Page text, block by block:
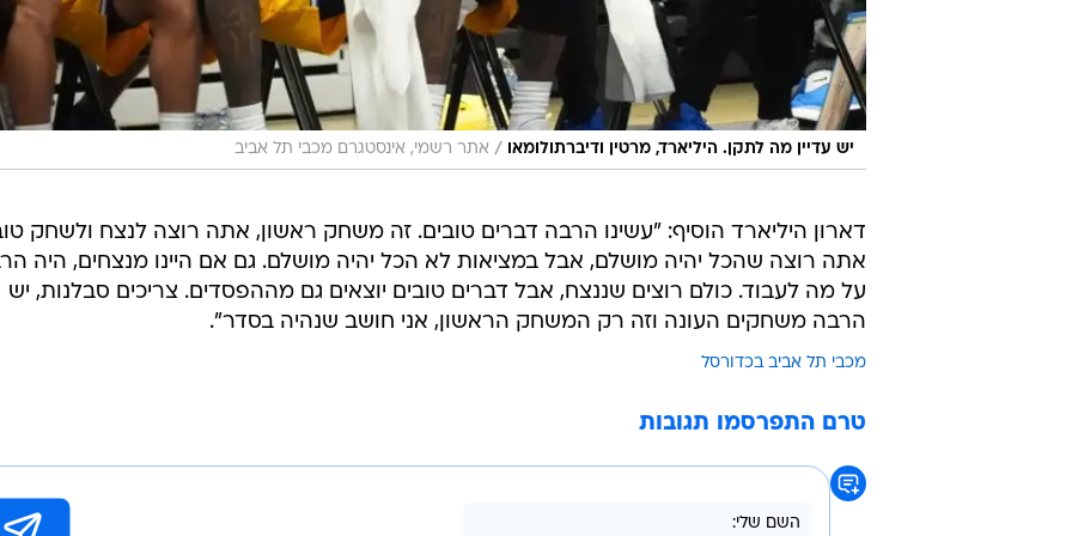
יש עדיין מה לתקן. היליארד, מרטין ודיברתולומאו / אתר רשמי, אינסטגרם מכבי תל אביב
דארון היליארד הוסיף: "עשינו הרבה דברים טובים. זה משחק ראשון, אתה רוצה לנצח ולשחק
אתה רוצה שהכל יהיה מושלם, אבל במציאות לא הכל יהיה מושלם. גם אם היינו מנצחים, היה
על מה לעבוד. כולם רוצים שננצח, אבל דברים טובים יוצאים גם מההפסדים. צריכים סבלנות, יש
הרבה משחקים העונה וזה רק המשחק הראשון, אני חושב שנהיה בסדר".
מכבי תל אביב בכדורסל
טרם התפרסמו תגובות